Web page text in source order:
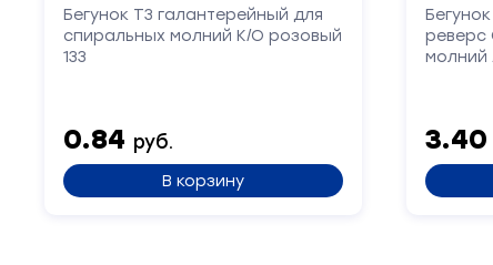
Бегунок Т3 галантерейный для
спиральных молний К/О розовый
133
0.84 руб.
В корзину
реверс
молний
3.40